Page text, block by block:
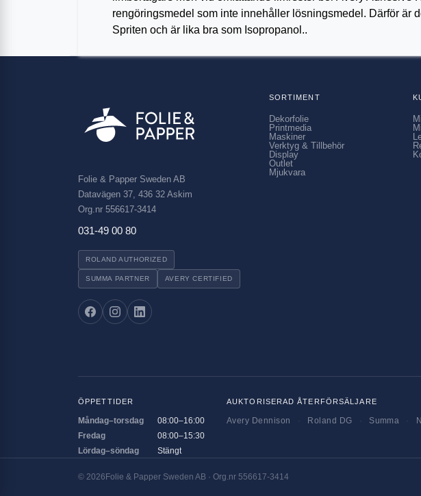
rengöringsmedel som inte innehåller lösningsmedel. Därför är
Spriten och är lika bra som Isopropanol..
Folie & Papper Sweden AB
Datavägen 37, 436 32 Askim
Org.nr 556617-3414
031-49 00 80
ROLAND AUTHORIZED
SUMMA PARTNER AVERY CERTIFIED
SORTIMENT
Dekorfolie
Printmedia
Maskiner
Verktyg & Tillbehör
Display
Outlet
Mjukvara
ÖPPETTIDER
Måndag–torsdag
08:00–16:00
Fredag
08:00–15:30
Lördag–söndag
Stängt
AUKTORISERAD ÅTERFÖRSÄLJARE
Avery Dennison Roland DG Summa
© 2026 Folie & Papper Sweden AB · Org.nr 556617-3414